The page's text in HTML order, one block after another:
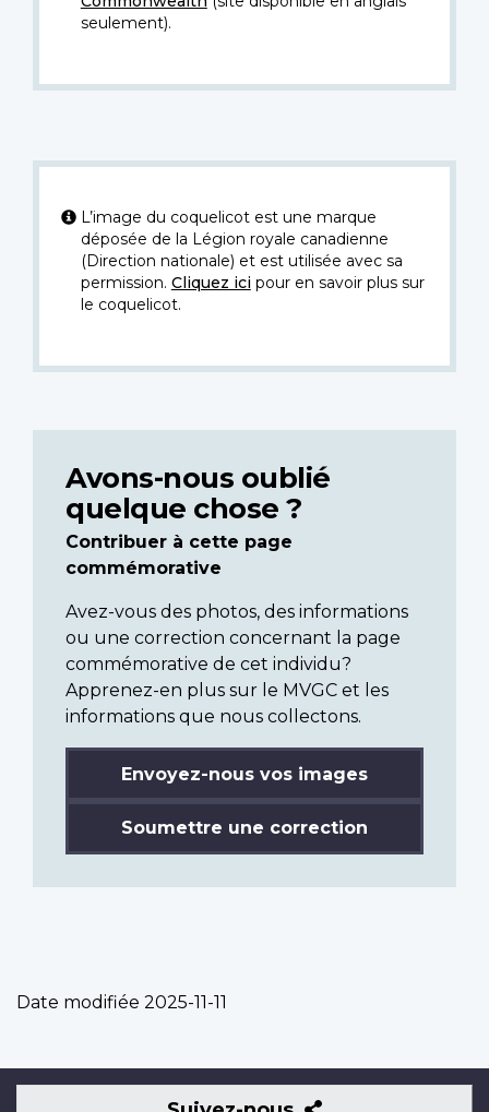
seulement).
L’image du coquelicot est une marque
déposée de la Légion royale canadienne
(Direction nationale) et est utilisée avec sa
permission. Cliquez icipour en savoir plus sur
le coquelicot.
Avons-nous oublié
quelque chose ?
Contribuer à cette page
commémorative
Avez-vous des photos, des informations
ou une correction concernant la page
commémorative de cet individu?
Apprenez-en plus sur le MVGC et les
informations que nous collectons.
Envoyez-nous vos images
Soumettre une correction
Date modifiée 2025-11-11